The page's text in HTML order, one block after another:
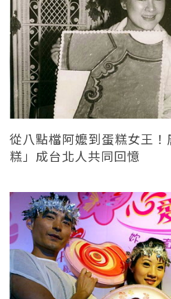
從八點檔阿嬤到蛋糕女王
糕」成台北人共同回憶